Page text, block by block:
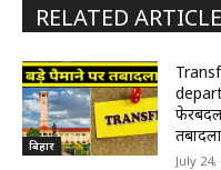
RELATED
बिहार
July 24,